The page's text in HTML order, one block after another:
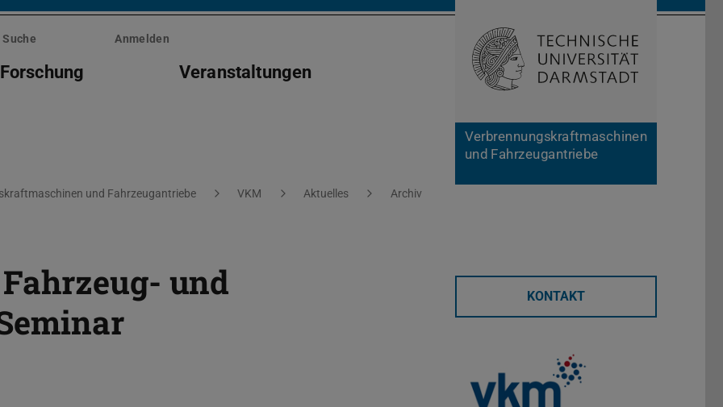
Verbrennungskraftmaschinen
und Fahrzeugantriebe
Suche Anmelden
Forschung Veranstaltungen Suche öffnen
und Fahrzeugantriebe VKM Aktuelles Archiv
und
KONTAKT